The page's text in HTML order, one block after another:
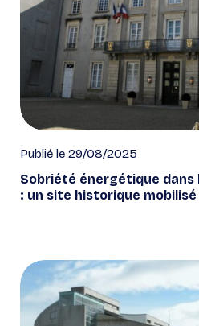
Publié le 29/08/2025
Sobriété énergétique
: un site historique mobilisé